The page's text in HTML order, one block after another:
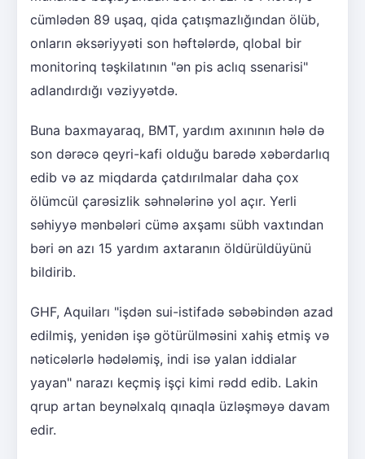
cümlədən 89 uşaq, qida çatışmazlığından ölüb,
onların əksəriyyəti son həftələrdə, qlobal bir
monitorinq təşkilatının "ən pis aclıq ssenarisi"
adlandırdığı vəziyyətdə.
Buna baxmayaraq, BMT, yardım axınının hələ də
son dərəcə qeyri-kafi olduğu barədə xəbərdarlıq
edib və az miqdarda çatdırılmalar daha çox
ölümcül çarəsizlik səhnələrinə yol açır. Yerli
səhiyyə mənbələri cümə axşamı sübh vaxtından
bəri ən azı 15 yardım axtaranın öldürüldüyünü
bildirib.
GHF, Aquiları "işdən sui-istifadə səbəbindən azad
edilmiş, yenidən işə götürülməsini xahiş etmiş və
nəticələrlə hədələmiş, indi isə yalan iddialar
yayan" narazı keçmiş işçi kimi rədd edib. Lakin
qrup artan beynəlxalq qınaqla üzləşməyə davam
edir.